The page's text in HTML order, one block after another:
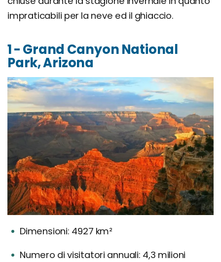
impraticabili per la neve ed il ghiaccio.
1 - Grand Canyon National
Park, Arizona
Dimensioni: 4927 km²
Numero di visitatori annuali: 4,3 milioni